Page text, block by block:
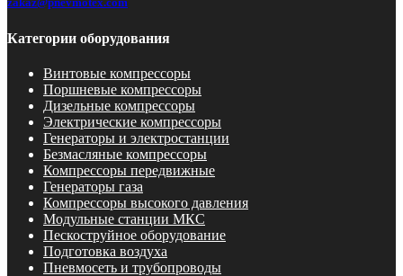
Категории оборудования
Винтовые компрессоры
Поршневые компрессоры
Дизельные компрессоры
Электрические компрессоры
Генераторы и электростанции
Безмасляные компрессоры
Компрессоры передвижные
Генераторы газа
Компрессоры высокого давления
Модульные станции МКС
Пескоструйное оборудование
Подготовка воздуха
Пневмосеть и трубопроводы